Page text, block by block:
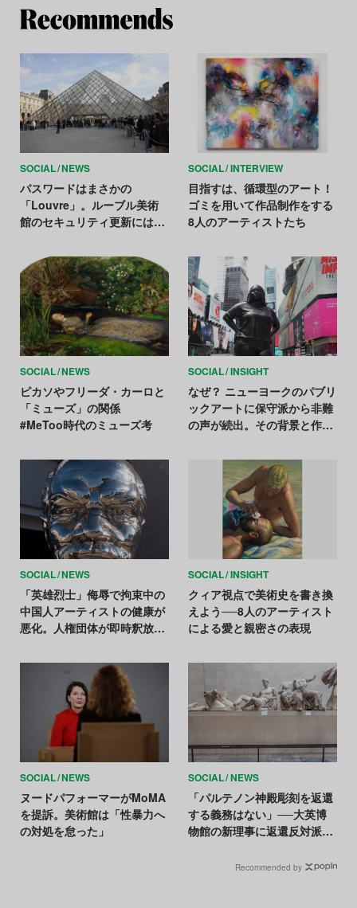
SOCIAL NEWS
パスワードはまさかの
「Louvre」。ルーブル美術
館のセキュリティ更新には
SOCIAL INTERVIEW
目指すは、循環型のアート！
ゴミを用いて作品制作をする
8人のアーティストたち
SOCIAL NEWS
ピカソやフリーダ・カーロと
「ミューズ」の関係
#MeToo時代のミューズ考
SOCIAL INSIGHT
なぜ？ ニューヨークのパブリ
ックアートに保守派から非難
の声が続出。その背景と作品
SOCIAL NEWS
「英雄烈士」侮辱で拘束中の
中国人アーティストの健康が
悪化。人権団体が即時釈放を
SOCIAL INSIGHT
クィア視点で美術史を書き換
えよう──8人のアーティスト
による愛と親密さの表現
SOCIAL NEWS
ヌードパフォーマーがMoMA
を提訴。美術館は「性暴力へ
の対処を怠った」
SOCIAL NEWS
「パルテノン神殿彫刻を返還
する義務はない」──大英博
物館の新理事に返還反対派の
Recommended by